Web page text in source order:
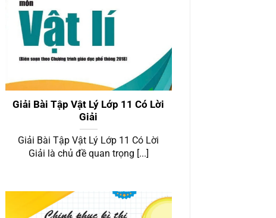
Giải Bài Tập Vật Lý Lớp 11 Có Lời
Giải
Giải Bài Tập Vật Lý Lớp 11 Có Lời
Giải là chủ đề quan trọng [...]